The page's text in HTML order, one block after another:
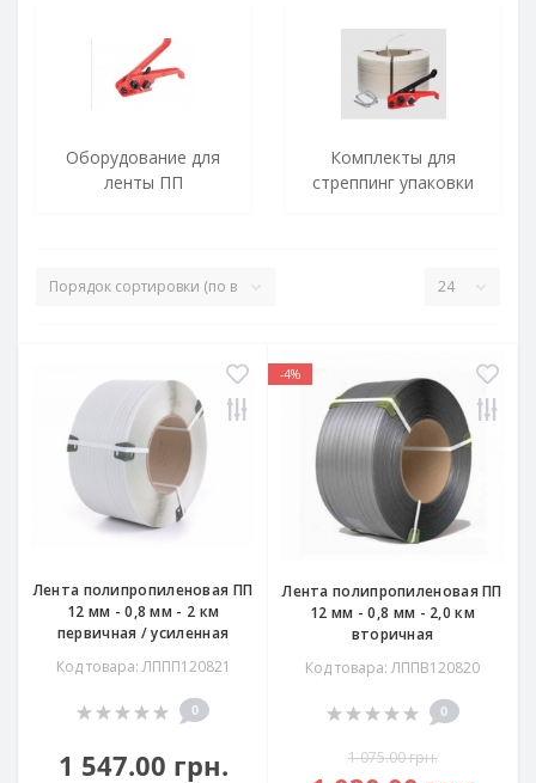
Оборудование для
ленты ПП
Комплекты для
стреппинг упаковки
Лента полипропиленовая ПП
12 мм - 0,8 мм - 2 км
первичная / усиленная
Код товара: ЛППП120821
0
1 547.00 грн.
-4%
Лента полипропиленовая ПП
12 мм - 0,8 мм - 2,0 км
вторичная
Код товара: ЛППВ120820
0
1 075.00 грн.